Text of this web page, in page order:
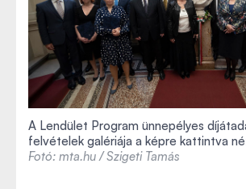
A Lendület Program ünnepélyes
felvételek galériája a képre kattintva
Fotó: mta.hu / Szigeti Tamás